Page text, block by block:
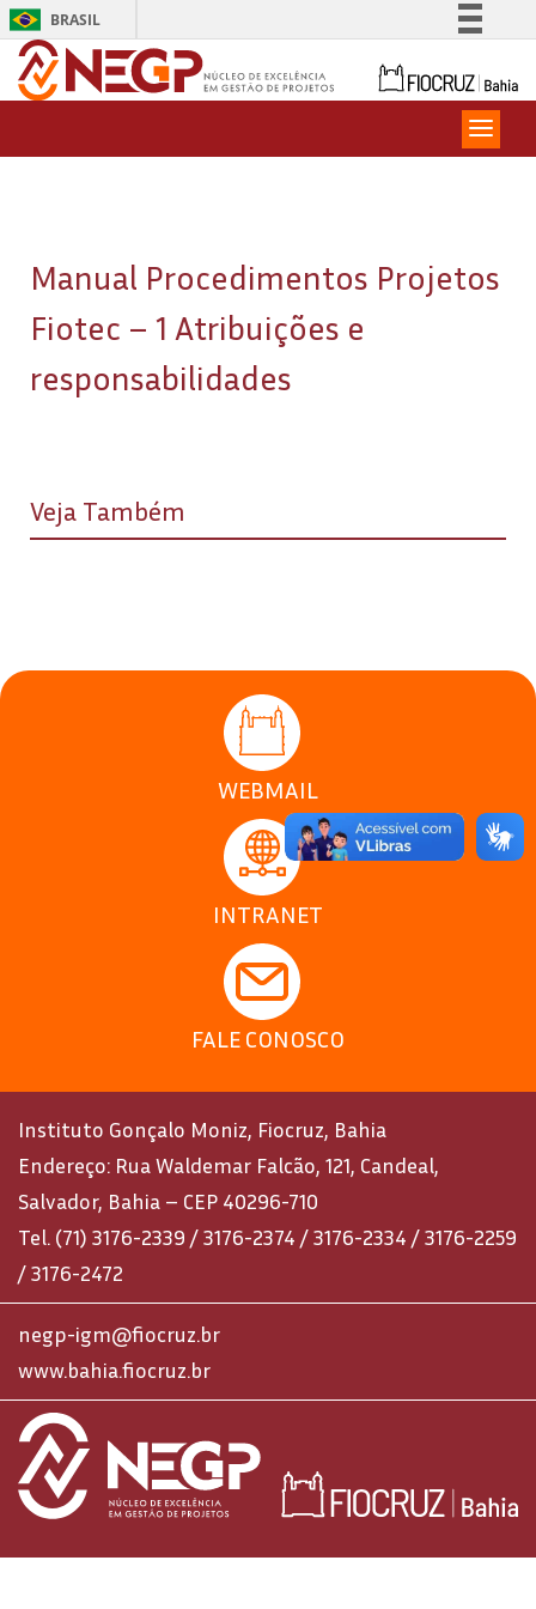
BRASIL
Comunica BR
Manual Procedimentos Projetos
Fiotec – 1 Atribuições e
responsabilidades
Veja Também
WEBMAIL
INTRANET
FALE CONOSCO
Instituto Gonçalo Moniz, Fiocruz, Bahia
Endereço: Rua Waldemar Falcão, 121, Candeal,
Salvador, Bahia – CEP 40296-710
Tel. (71) 3176-2339 / 3176-2374 / 3176-2334 / 3176-2259
/ 3176-2472
negp-igm@fiocruz.br
www.bahia.fiocruz.br